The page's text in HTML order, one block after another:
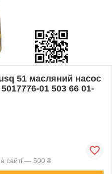
51 масляний насос
01 503 66 01-
сайті — 500 ₴